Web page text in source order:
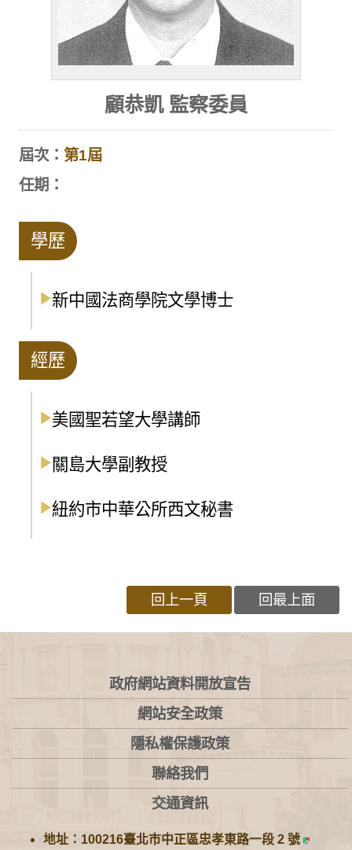
顧恭凱 監察委員
屆次： 第1屆
任期：
學歷
新中國法商學院文學博士
經歷
美國聖若望大學講師
關島大學副教授
紐約市中華公所西文秘書
回上一頁 回最上面
:::
政府網站資料開放宣告
網站安全政策
隱私權保護政策
聯絡我們
交通資訊
地址：100216臺北市中正區忠孝東路一段 2 號